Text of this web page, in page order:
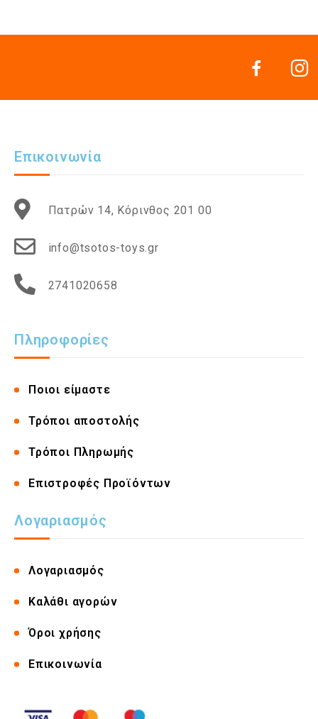
Επικοινωνία
Πατρών 14, Κόρινθος 201 00
info@tsotos-toys.gr
2741020658
Πληροφορίες
Ποιοι είμαστε
Τρόποι αποστολής
Τρόποι Πληρωμής
Επιστροφές Προϊόντων
Λογαριασμός
Λογαριασμός
Καλάθι αγορών
Όροι χρήσης
Επικοινωνία